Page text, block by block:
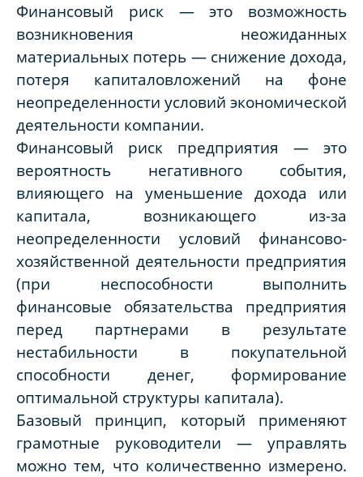
Финансовый риск — это возможность
возникновения неожиданных
материальных потерь — снижение дохода,
потеря капиталовложений на фоне
неопределенности условий экономической
деятельности компании.
Финансовый риск предприятия — это
вероятность негативного события,
влияющего на уменьшение дохода или
капитала, возникающего из-за
неопределенности условий финансово-
хозяйственной деятельности предприятия
(при неспособности выполнить
финансовые обязательства предприятия
перед партнерами в результате
нестабильности в покупательной
способности денег, формирование
оптимальной структуры капитала).
Базовый принцип, который применяют
грамотные руководители — управлять
можно тем, что количественно измерено.